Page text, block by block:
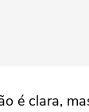
é clara,